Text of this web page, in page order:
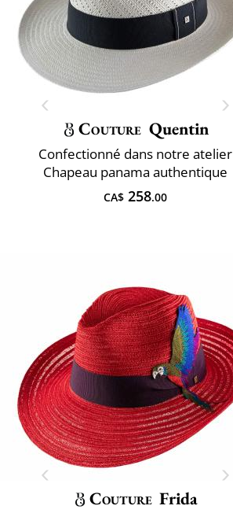
Couture Quentin
Confectionné dans notre atelier
Chapeau panama authentique
CA$ 258.00
Couture Frida